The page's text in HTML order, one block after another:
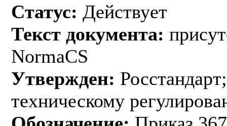
Статус: Действует
Текст документа:
NormaCS
Утвержден:
техническому